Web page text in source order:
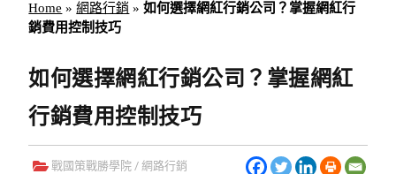
Home »網路行銷 »如何選擇網紅行銷公司？掌握網紅行
銷費用控制技巧
如何選擇網紅行銷公司？掌握網紅
行銷費用控制技巧
戰國策戰勝學院 /網路行銷